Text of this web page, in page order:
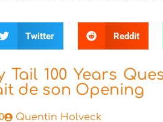
Twitter Reddit
Tail 100 Years
de son Opening
Quentin Holveck